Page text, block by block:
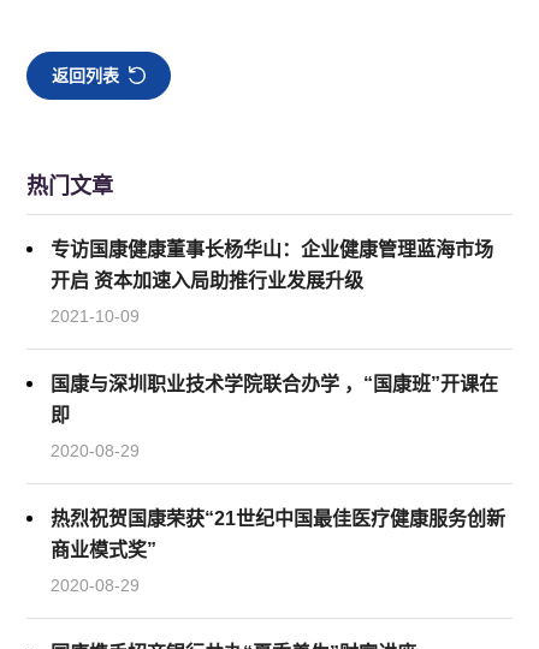
返回列表
热门文章
专访国康健康董事长杨华山：企业健康管理蓝海市场
开启 资本加速入局助推行业发展升级
2021-10-09
国康与深圳职业技术学院联合办学 ，“国康班”开课在
即
2020-08-29
热烈祝贺国康荣获“21世纪中国最佳医疗健康服务创新
商业模式奖”
2020-08-29